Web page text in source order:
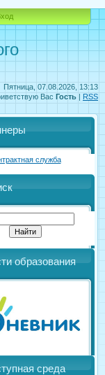
Пятница, 07.08.2026, 13:13
Вас Гость | RSS
служба
образования
среда